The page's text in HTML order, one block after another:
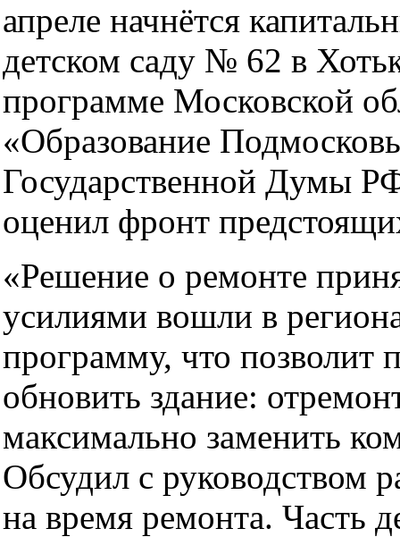
апреле начнётся
детском саду № 62 в
программе Московской
«Образование
Государственной Думы
оценил фронт
«Решение о ремонте
усилиями вошли в
программу, что позволит
обновить здание:
максимально заменить
Обсудил с руководством
на время ремонта. Часть